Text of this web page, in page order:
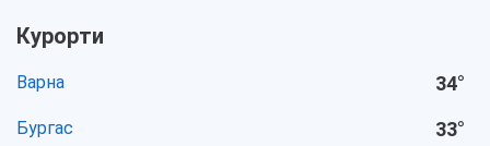
Курорти
Варна 34°
Бургас 33°